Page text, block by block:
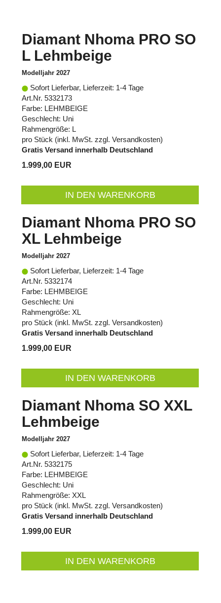
Diamant Nhoma PRO SO
L Lehmbeige
Modelljahr 2027
Sofort Lieferbar, Lieferzeit: 1-4 Tage
Art.Nr. 5332173
Farbe: LEHMBEIGE
Geschlecht: Uni
Rahmengröße: L
pro Stück (inkl. MwSt. zzgl. Versandkosten)
Gratis Versand innerhalb Deutschland
1.999,00 EUR
IN DEN WARENKORB
Diamant Nhoma PRO SO
XL Lehmbeige
Modelljahr 2027
Sofort Lieferbar, Lieferzeit: 1-4 Tage
Art.Nr. 5332174
Farbe: LEHMBEIGE
Geschlecht: Uni
Rahmengröße: XL
pro Stück (inkl. MwSt. zzgl. Versandkosten)
Gratis Versand innerhalb Deutschland
1.999,00 EUR
IN DEN WARENKORB
Diamant Nhoma SO XXL
Lehmbeige
Modelljahr 2027
Sofort Lieferbar, Lieferzeit: 1-4 Tage
Art.Nr. 5332175
Farbe: LEHMBEIGE
Geschlecht: Uni
Rahmengröße: XXL
pro Stück (inkl. MwSt. zzgl. Versandkosten)
Gratis Versand innerhalb Deutschland
1.999,00 EUR
IN DEN WARENKORB